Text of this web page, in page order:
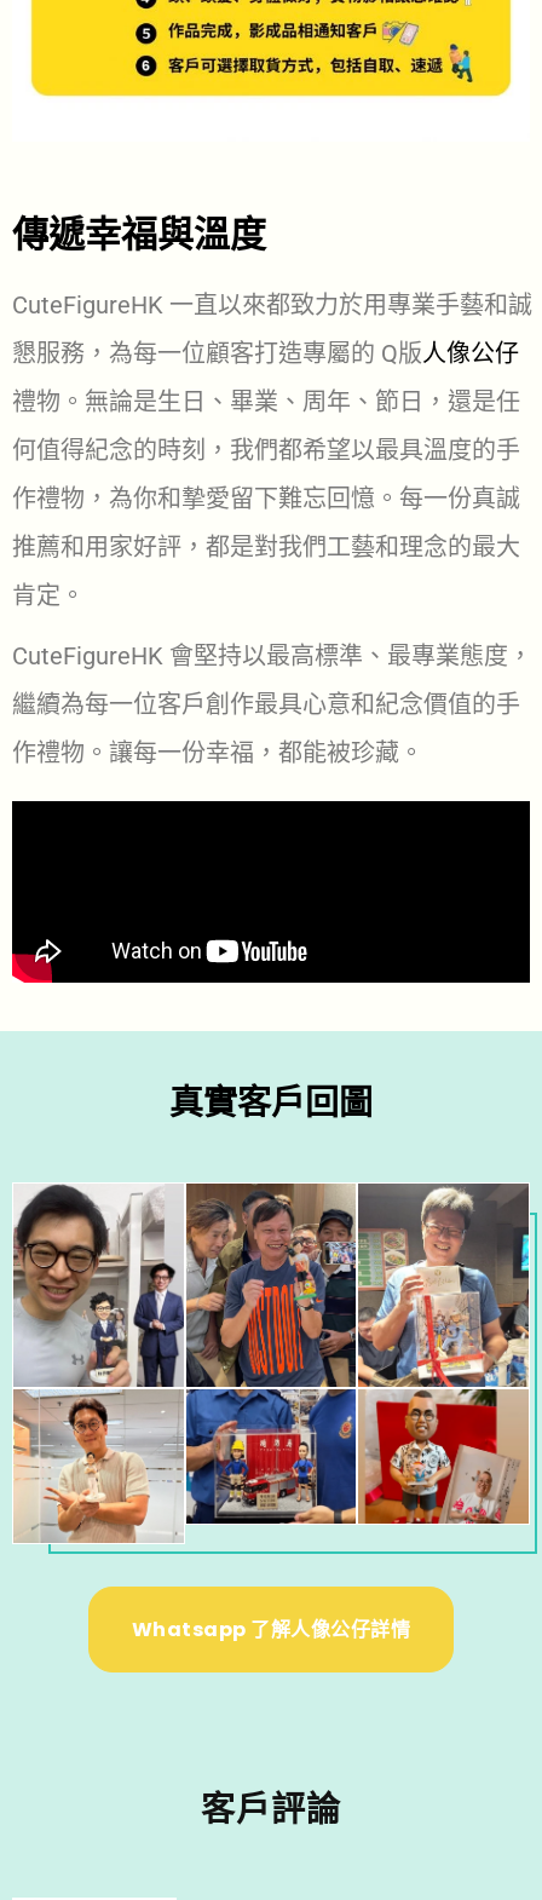
傳遞幸福與溫度
CuteFigureHK 一直以來都致力於用專業手藝和誠
懇服務，為每一位顧客打造專屬的 Q版人像公仔
禮物。無論是生日、畢業、周年、節日，還是任
何值得紀念的時刻，我們都希望以最具溫度的手
作禮物，為你和摯愛留下難忘回憶。每一份真誠
推薦和用家好評，都是對我們工藝和理念的最大
肯定。
CuteFigureHK 會堅持以最高標準、最專業態度，
繼續為每一位客戶創作最具心意和紀念價值的手
作禮物。讓每一份幸福，都能被珍藏。
真實客戶回圖
Whatsapp 了解人像公仔詳情
客戶評論